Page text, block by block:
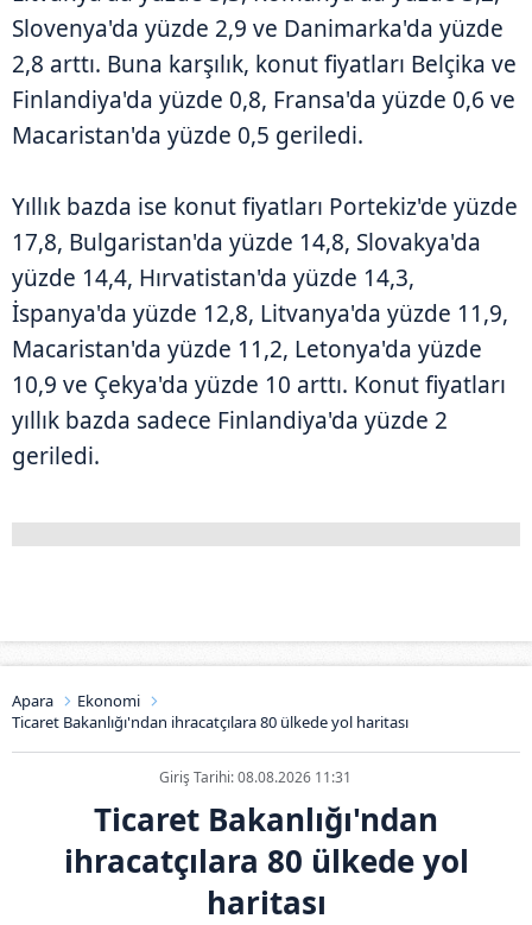
Slovenya'da yüzde 2,9 ve Danimarka'da yüzde
2,8 arttı. Buna karşılık, konut fiyatları Belçika ve
Finlandiya'da yüzde 0,8, Fransa'da yüzde 0,6 ve
Macaristan'da yüzde 0,5 geriledi.
Yıllık bazda ise konut fiyatları Portekiz'de yüzde
17,8, Bulgaristan'da yüzde 14,8, Slovakya'da
yüzde 14,4, Hırvatistan'da yüzde 14,3,
İspanya'da yüzde 12,8, Litvanya'da yüzde 11,9,
Macaristan'da yüzde 11,2, Letonya'da yüzde
10,9 ve Çekya'da yüzde 10 arttı. Konut fiyatları
yıllık bazda sadece Finlandiya'da yüzde 2
geriledi.
Apara
Ekonomi
Ticaret Bakanlığı'ndan ihracatçılara 80 ülkede yol haritası
Giriş Tarihi: 08.08.2026 11:31
Ticaret Bakanlığı'ndan
ihracatçılara 80 ülkede yol
haritası